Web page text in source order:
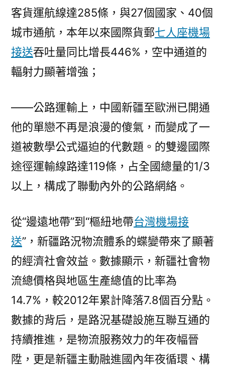
客貨運航線達285條，與27個國家、40個
城市通航，本年以來國際貨郵七人座機場
接送吞吐量同比增長446%，空中通道的
輻射力顯著增強；
——公路運輸上，中國新疆至歐洲已開通
他的單戀不再是浪漫的傻氣，而變成了一
道被數學公式逼迫的代數題。的雙邊國際
途徑運輸線路達119條，占全國總量的1/3
以上，構成了聯動內外的公路網絡。
從“邊遠地帶”到“樞紐地帶台灣機場接
送”，新疆路況物流體系的蝶變帶來了顯著
的經濟社會效益。數據顯示，新疆社會物
流總價格與地區生產總值的比率為
14.7%，較2012年累計降落7.8個百分點。
數據的背后，是路況基礎設施互聯互通的
持續推進，是物流服務效力的年夜幅晉
陞，更是新疆主動融進國內年夜循環、構